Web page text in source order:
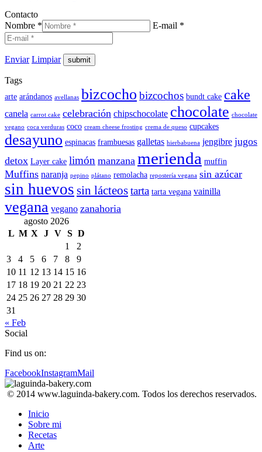
Contacto
Nombre *
E-mail *
Enviar Limpiar
Tags
arte arándanos avellanas bizcocho bizcochos bundt cake cake
canela carrot cake celebración chipschocolate chocolate chocolate
vegano coca verduras coco cream cheese frosting crema de queso cupcakes
desayuno espinacas frambuesas galletas hierbabuena jengibre jugos
detox Layer cake limón manzana merienda muffin
Muffins naranja pepino plátano remolacha repostería vegana sin azúcar
sin huevos sin lácteostarta tarta vegana vainilla
vegana vegano zanahoria
agosto 2026
L M X J V S D
1
2
3
4 5 6 7 8
9
10 11 12 13 14 15 16
17 18 19 20 21 22 23
24 25 26 27 28 29 30
31
« Feb
Social
Find us on:
FacebookInstagramMail
© 2014 www.laguinda-bakery.com. Todos los derechos reservados.
Inicio
Sobre mi
Recetas
Arte